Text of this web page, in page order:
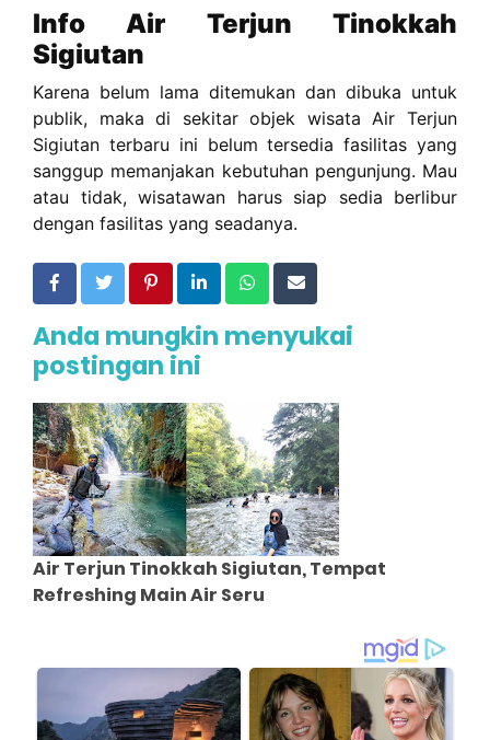
InfoAir Terjun Tinokkah
Sigiutan
Karena belum lama ditemukan dan dibuka untuk
publik, maka di sekitar objek wisata Air Terjun
Sigiutan terbaru ini belum tersedia fasilitas yang
sanggup memanjakan kebutuhan pengunjung. Mau
atau tidak, wisatawan harus siap sedia berlibur
dengan fasilitas yang seadanya.
Anda mungkin menyukai
postingan ini
Air Terjun Tinokkah Sigiutan, Tempat
Refreshing Main Air Seru